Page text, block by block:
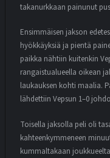
takanurkkaan painunut
Ensimmäisen jakson
hyökkäyksiä ja pientä
paikka nähtiin kuitenkin
rangaistualueella oikean
laukauksen kohti maalia.
lähdettiin Vepsun 1–0
Toisella jaksolla peli oli
kahteenkymmeneen
kummaltakaan